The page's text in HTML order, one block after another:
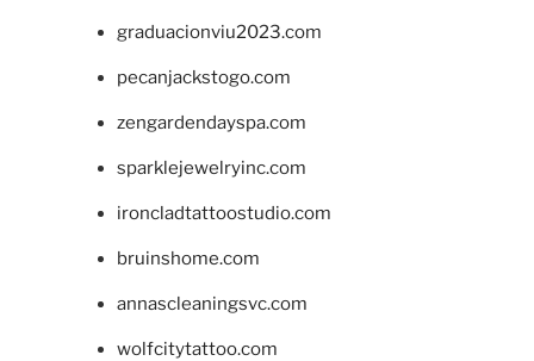
graduacionviu2023.com
pecanjackstogo.com
zengardendayspa.com
sparklejewelryinc.com
ironcladtattoostudio.com
bruinshome.com
annascleaningsvc.com
wolfcitytattoo.com